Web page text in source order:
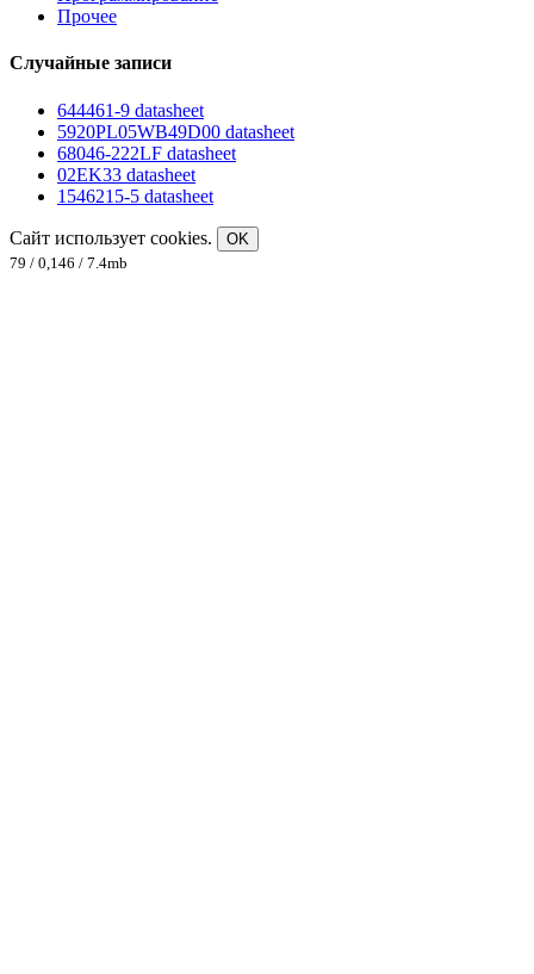
Прочее
Случайные записи
644461-9 datasheet
5920PL05WB49D00 datasheet
68046-222LF datasheet
02EK33 datasheet
1546215-5 datasheet
Сайт использует cookies.
OK
79 / 0,146 / 7.4mb